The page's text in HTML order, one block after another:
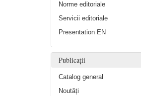
Norme editoriale
Servicii editoriale
Presentation EN
Publicații
Catalog general
Noutăți